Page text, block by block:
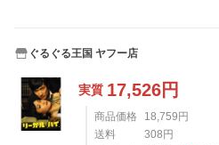
ぐるぐる王国 ヤフー店
実質 17,526円
商品価格 18,759 円
送料
308 円